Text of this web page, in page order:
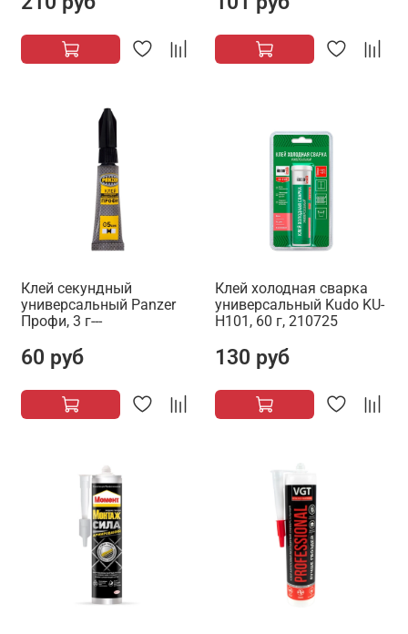
Клей секундный
универсальный Panzer
Профи, 3 г---
60 руб
Клей холодная сварка
универсальный Kudo KU-
H101, 60 г, 210725
130 руб